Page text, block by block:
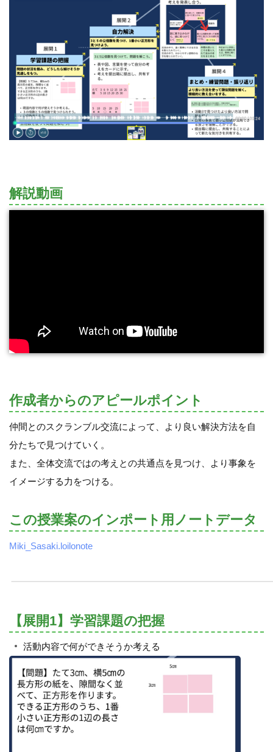
解説動画
作成者からのアピールポイント
仲間とのスクランブル交流によって、より良い解決方法を自
分たちで見つけていく。
また、全体交流ではの考えとの共通点を見つけ、より事象を
イメージする力をつける。
この授業案のインポート用ノートデータ
Miki_Sasaki.loilonote
【展開1】学習課題の把握
活動内容で何ができそうか考える